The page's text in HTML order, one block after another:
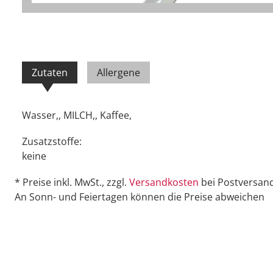
Zutaten Allergene
Wasser,, MILCH,, Kaffee,
Zusatzstoffe:
keine
* Preise inkl. MwSt., zzgl. Versandkosten bei
An Sonn- und Feiertagen können die Preise abweichen